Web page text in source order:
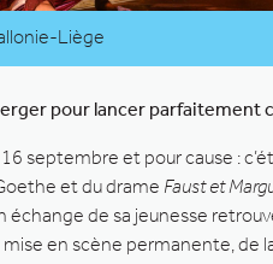
Liège
pour lancer parfaitement
septembre et pour cause :
et du drame Faust et
de sa jeunesse
en scène permanente,